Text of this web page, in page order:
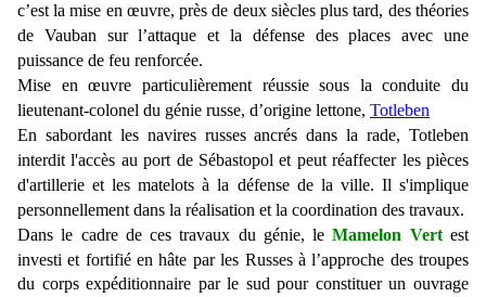
c’est la mise en œuvre, près de deux siècles plus tard, des théories
de Vauban sur l’attaque et la défense des places avec une
puissance de feu renforcée.
Mise en œuvre particulièrement réussie sous la conduite du
lieutenant-colonel du génie russe, d’origine lettone, Totleben
En sabordant les navires russes ancrés dans la rade, Totleben
interdit l'accès au port de Sébastopol et peut réaffecter les pièces
d'artillerie et les matelots à la défense de la ville. Il s'implique
personnellement dans la réalisation et la coordination des travaux.
Dans le cadre de ces travaux du génie, leMamelon Vert est
investi et fortifié en hâte par les Russes à l’approche des troupes
du corps expéditionnaire par le sud pour constituer un ouvrage